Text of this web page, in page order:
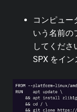
コンピュー
いう名前の
してくださ
SPX をイン